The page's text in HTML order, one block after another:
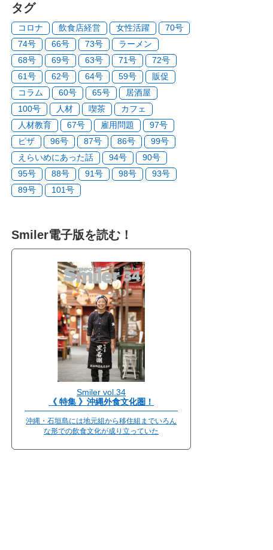
タグ
コロナ 飲食店経営 女性活躍
70号
74号
66号 73号
ラーメン
68号
69号 63号 71号
72号
61号
62号 64号 59号
販促
コラム
60号 65号
居酒屋
100号
人材 喫茶
カフェ
人材教育
67号 雇用問題
97号
ピザ
96号 87号 86号
99号
えらいめにあった話
94号
90号
95号
88号 91号 98号
93号
89号
101号
Smiler電子版を読む！
Smiler vol.34
《 特集 》沖縄外食文化圏！
沖縄・石垣島には地元組から移住組までいろん
な形での飲食文化が成り立っていた